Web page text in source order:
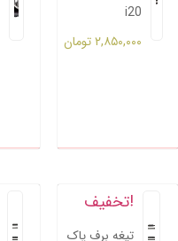
i20
۲,۸۵۰,۰۰۰تومان
تخفیف!
تیغه برف پاک